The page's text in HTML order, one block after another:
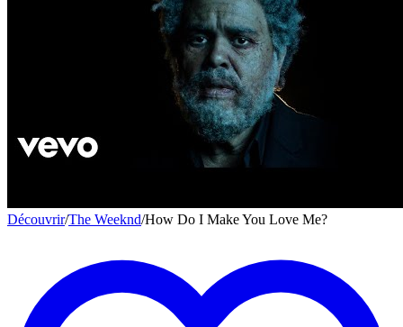
Découvrir/The Weeknd/How Do I Make You Love Me?